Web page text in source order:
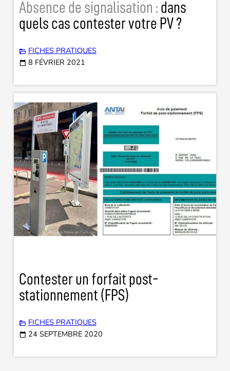
Absence de signalisation : dans
quels cas contester votre PV ?
FICHES PRATIQUES
8 FÉVRIER 2021
Contester un forfait post-
stationnement (FPS)
FICHES PRATIQUES
24 SEPTEMBRE 2020